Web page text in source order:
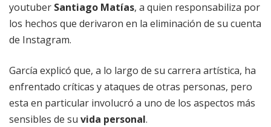
youtuber Santiago Matías, a quien responsabiliza por
los hechos que derivaron en la eliminación de su cuenta
de Instagram.
García explicó que, a lo largo de su carrera artística, ha
enfrentado críticas y ataques de otras personas, pero
esta en particular involucró a uno de los aspectos más
sensibles de su vida personal.